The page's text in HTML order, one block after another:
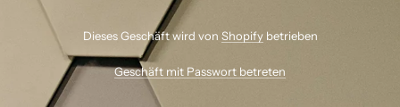
Dieses Geschäft wird von Shopifybetrieben
Geschäft mit Passwort betreten